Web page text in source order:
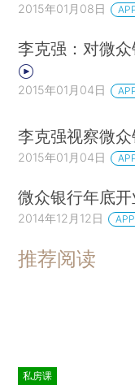
2015年01月08日
李克强：对微
2015年01月04日
李克强视察微
2015年01月04日
微众银行年底开
2014年12月12日
推荐阅读
私房课